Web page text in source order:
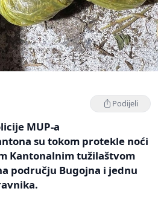
Podijeli
MUP-a
su tokom protekle noći
Kantonalnim tužilaštvom
području Bugojna i jednu